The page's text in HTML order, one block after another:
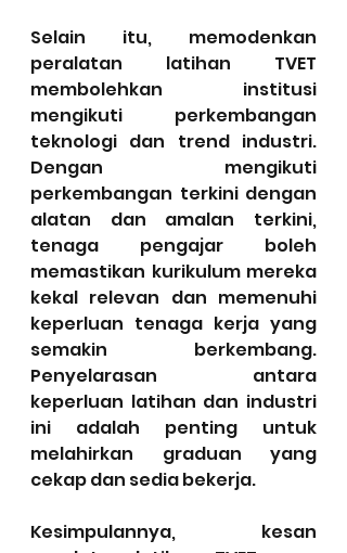
Selain itu, memodenkan
peralatan latihan TVET
membolehkan institusi
mengikuti perkembangan
teknologi dan trend industri.
Dengan mengikuti
perkembangan terkini dengan
alatan dan amalan terkini,
tenaga pengajar boleh
memastikan kurikulum mereka
kekal relevan dan memenuhi
keperluan tenaga kerja yang
semakin berkembang.
Penyelarasan antara
keperluan latihan dan industri
ini adalah penting untuk
melahirkan graduan yang
cekap dan sedia bekerja.
Kesimpulannya, kesan